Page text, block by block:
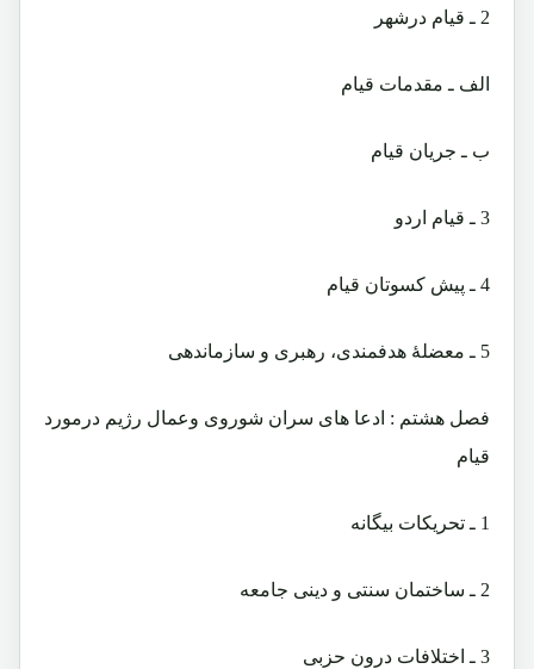
2 ـ قیام درشهر
الف ـ مقدمات قیام
ب ـ جریان قیام
3 ـ قیام اردو
4 ـ پیش کسوتان قیام
5 ـ معضلۀ هدفمندی، رهبری و سازماندهی
فصل هشتم : ادعا های سران شوروی وعمال رژیم درمورد
قیام
1 ـ تحریکات بیگانه
2 ـ ساختمان سنتی و دینی جامعه
3 ـ اختلافات درون حزبی